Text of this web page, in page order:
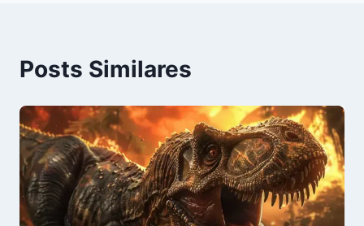
Posts Similares